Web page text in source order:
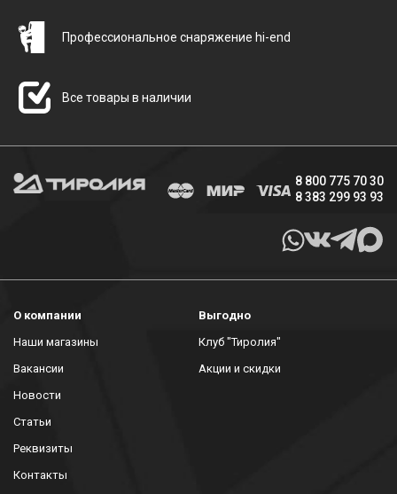
Профессиональное снаряжение hi-end
Все товары в наличии
8 800 775 70 30
8 383 299 93 93
О компании
Наши магазины
Вакансии
Новости
Статьи
Реквизиты
Контакты
Выгодно
Клуб "Тиролия"
Акции и скидки